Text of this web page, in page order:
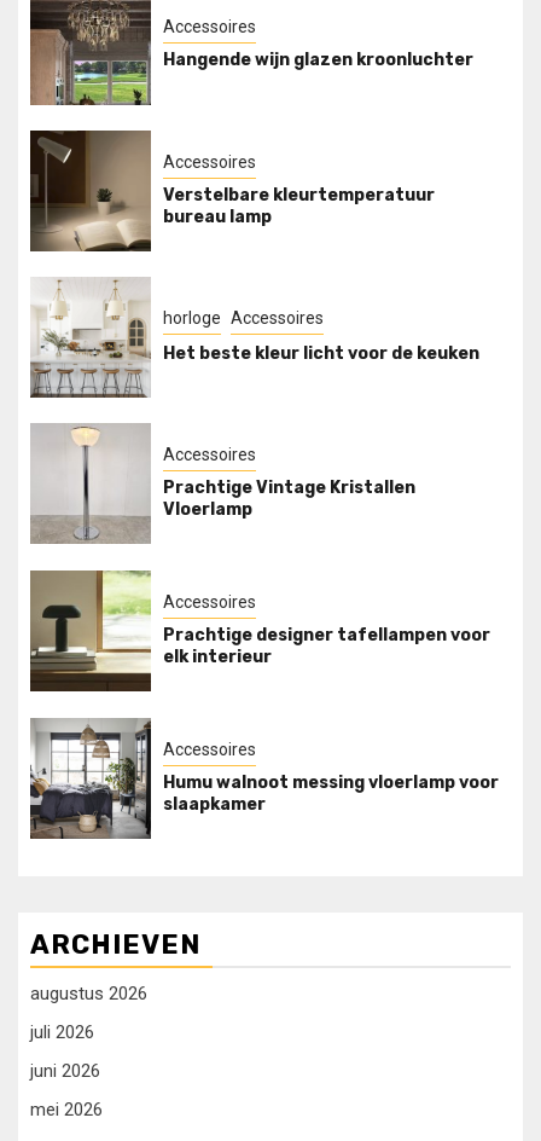
Accessoires
Hangende wijn glazen kroonluchter
Accessoires
Verstelbare kleurtemperatuur
bureau lamp
horloge Accessoires
Het beste kleur licht voor de keuken
Accessoires
Prachtige Vintage Kristallen
Vloerlamp
Accessoires
Prachtige designer tafellampen voor
elk interieur
Accessoires
Humu walnoot messing vloerlamp voor
slaapkamer
ARCHIEVEN
augustus 2026
juli 2026
juni 2026
mei 2026